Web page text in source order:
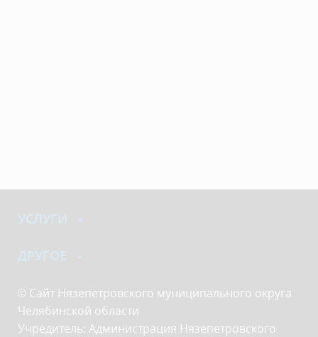
УСЛУГИ
ДРУГОЕ
© Сайт Нязепетровского муниципального округа
Челябинской области
Учредитель: Администрация Нязепетровского